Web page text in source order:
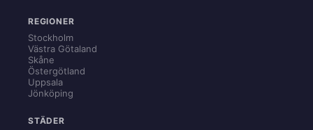
REGIONER
Stockholm
Västra Götaland
Skåne
Östergötland
Uppsala
Jönköping
STÄDER